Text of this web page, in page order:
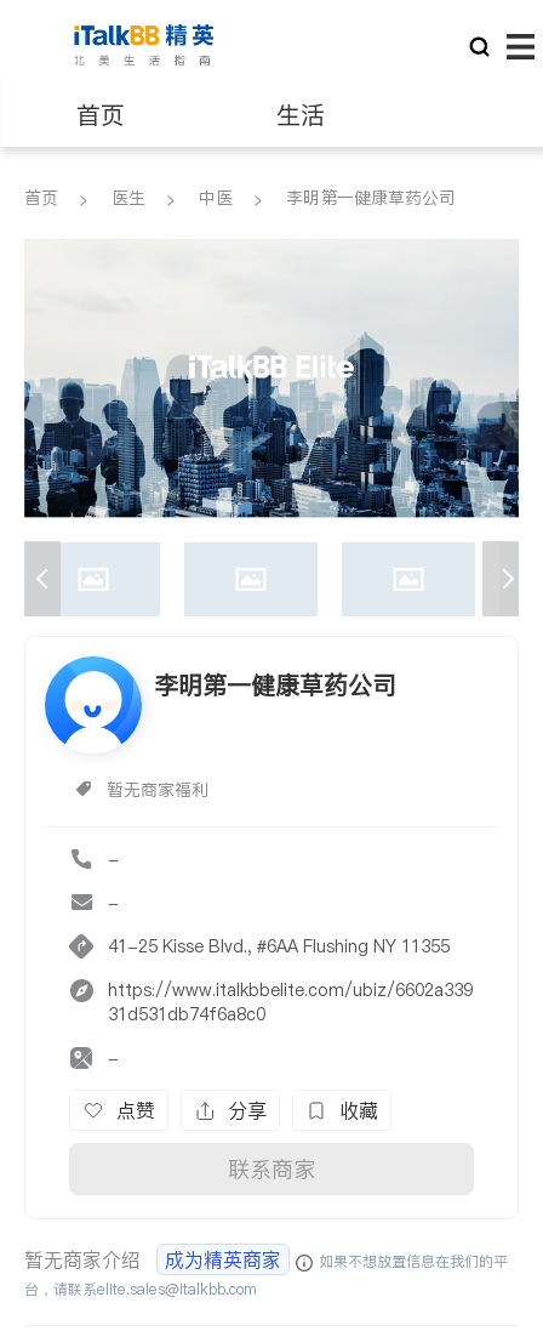
首页 生活
医生 律师
养老 非盈利组织
首页 医生 中医 李明第一健康草药公司
李明第一健康草药公司
暂无商家福利
-
-
41-25 Kisse Blvd., #6AA Flushing NY 11355
https://www.italkbbelite.com/ubiz/6602a339
31d531db74f6a8c0
-
点赞 分享 收藏
联系商家
暂无商家介绍 成为精英商家
如果不想放置信息在我们的平
台，请联系elite.sales@italkbb.com